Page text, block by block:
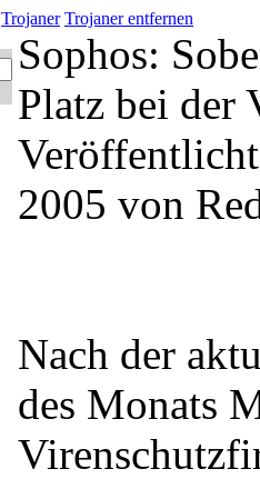
Trojaner Trojaner entfernen
Sophos:
Platz bei der
2005 von
Nach der
des Monats